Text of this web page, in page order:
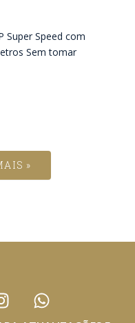
Super Speed com
Sem tomar
»
I
n
W
h